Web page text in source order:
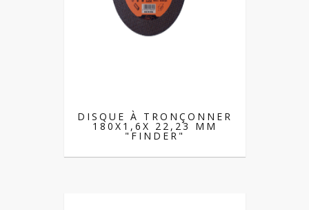
DISQUE À TRONÇONNER
180X1,6X 22,23 MM
"FINDER"